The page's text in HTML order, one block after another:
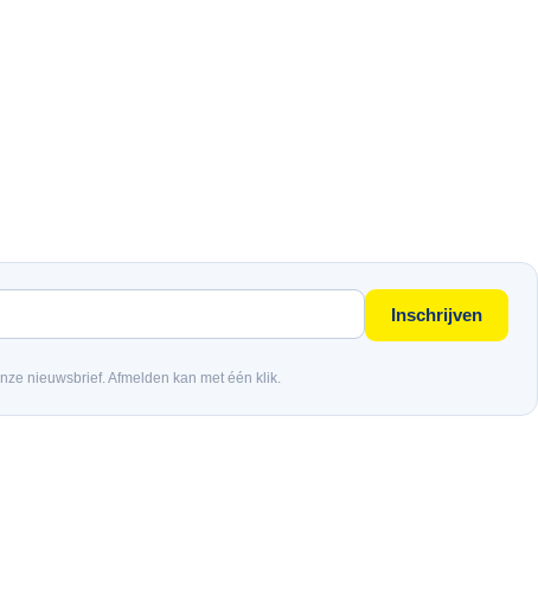
Inschrijven
nieuwsbrief. Afmelden kan met één klik.